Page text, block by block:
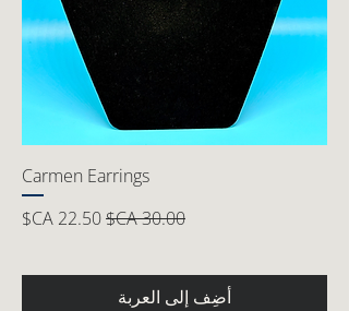
Carmen Earrings
سعر عادي سعر البيع
أضِف إلى العربة